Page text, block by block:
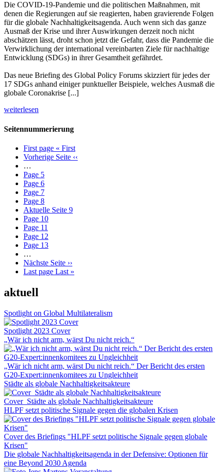
Die COVID-19-Pandemie und die politischen Maßnahmen, mit
denen die Regierungen auf sie reagierten, haben gravierende Folgen
für die globale Nachhaltigkeitsagenda. Auch wenn sich das ganze
Ausmaß der Krise und ihrer Auswirkungen derzeit noch nicht
abschätzen lässt, droht schon jetzt die Gefahr, dass die Pandemie die
Verwirklichung der international vereinbarten Ziele für nachhaltige
Entwicklung (SDGs) in ihrer Gesamtheit gefährdet.
Das neue Briefing des Global Policy Forums skizziert für jedes der
17 SDGs anhand einiger punktueller Beispiele, welches Ausmaß die
globale Coronakrise [...]
weiterlesen
Seitennummerierung
First page « First
Vorherige Seite ‹‹
…
Page 5
Page 6
Page 7
Page 8
Aktuelle Seite 9
Page 10
Page 11
Page 12
Page 13
…
Nächste Seite ››
Last page Last »
aktuell
Spotlight on Global Multilateralism
Spotlight 2023 Cover
„Wär ich nicht arm, wärst Du nicht reich.“
„Wär ich nicht arm, wärst Du nicht reich.“ Der Bericht des ersten
G20-Expert:innenkomitees zu Ungleichheit
Städte als globale Nachhaltigkeitsakteure
Cover_Städte als globale Nachhaltigkeitsakteure
HLPF setzt politische Signale gegen die globalen Krisen
Cover des Briefings "HLPF setzt politische Signale gegen globale
Krisen"
Die globale Nachhaltigkeitsagenda in der Defensive: Optionen für
eine Beyond 2030 Agenda